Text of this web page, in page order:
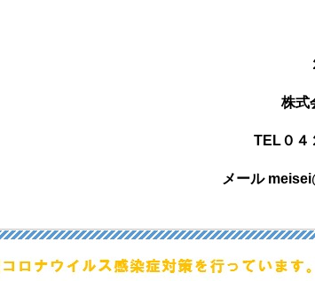
株
TEL０４
メール